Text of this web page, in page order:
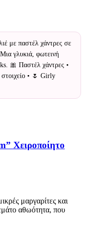
με παστέλ χάντρες σε
γλυκιά, φωτεινή
🎀 Παστέλ χάντρες •
• 🌷 Girly
Χειροποίητο
μαργαρίτες και
αθωότητα, που